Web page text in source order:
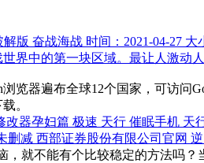
版 奋战海战 时间：2021-04-27
界中的第一块区域。最让人激动
览器遍布全球12个国家，可访问
。
器孕妇篇 极速 天行 催眠手机 天
删减 西部证券股份有限公司官网
就不能有个比较稳定的方法吗